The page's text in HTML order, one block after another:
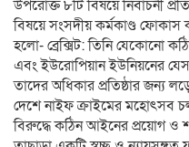
উপরোক্ত ৮টি বিষয়ে নির্বাচনী
বিষয়ে সংসদীয় কর্মকাণ্ড
হলো- ব্রেক্সিট: তিনি যেকোনো
এবং ইউরোপিয়ান ইউনিয়নের
তাদের অধিকার প্রতিষ্ঠার জন্য
দেশে নাইফ ক্রাইমের মহোৎসব
বিরুদ্ধে কঠিন আইনের প্রয়োগ ও